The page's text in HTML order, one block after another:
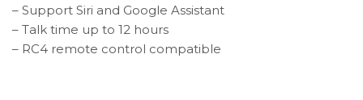
– Support Siri and Google Assistant
– Talk time up to 12 hours
– RC4 remote control compatible